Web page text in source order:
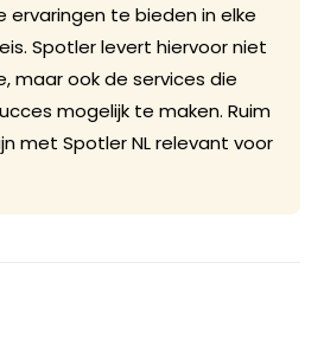
ervaringen te bieden in elke
Spotler levert hiervoor niet
maar ook de services die
mogelijk te maken. Ruim
met Spotler NL relevant voor